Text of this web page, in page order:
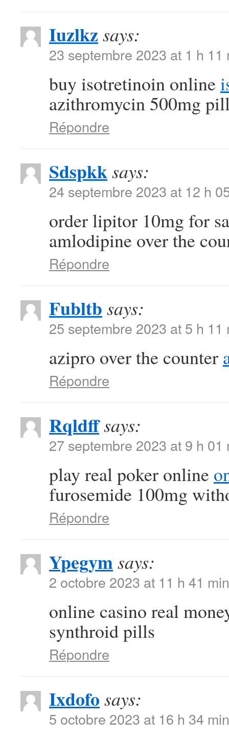
Iuzlkz says:
23 septembre 2023 at 1 h 11
buy isotretinoin online
azithromycin 500mg
Répondre
Sdspkksays:
24 septembre 2023 at 12 h
order lipitor 10mg for
amlodipine over the
Répondre
Fubltb says:
25 septembre 2023 at 5 h 11
azipro over the counter
Répondre
Rqldffsays:
27 septembre 2023 at 9 h 01
play real poker online
furosemide 100mg
Répondre
Ypegymsays:
2 octobre 2023 at 11 h 41 min
online casino real
synthroid pills
Répondre
Ixdofo says:
5 octobre 2023 at 16 h 34 min